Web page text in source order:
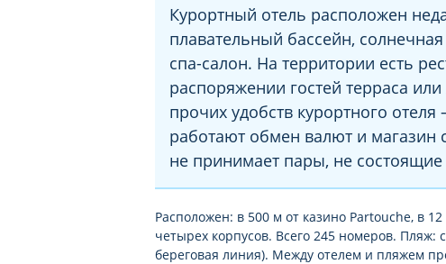
Курортный отель расположен
плавательный бассейн,
спа-салон. На территории есть
распоряжении гостей терраса
прочих удобств курортного
работают обмен валют и магазин
не принимает пары, не состоящие
Расположен: в 500 м от казино Partouche, в
четырех корпусов. Всего 245 номеров.
береговая линия). Между отелем и пляжем